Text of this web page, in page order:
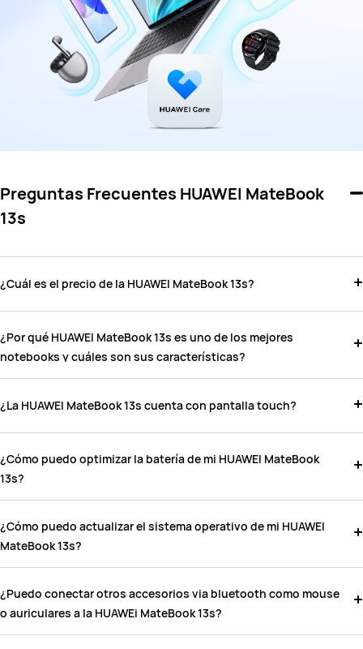
Preguntas Frecuentes HUAWEI MateBook
13s
¿Cuál es el precio de la HUAWEI MateBook 13s?
¿Por qué HUAWEI MateBook 13s es uno de los mejores
notebooks y cuáles son sus características?
¿La HUAWEI MateBook 13s cuenta con pantalla touch?
¿Cómo puedo optimizar la batería de mi HUAWEI MateBook
13s?
¿Cómo puedo actualizar el sistema operativo de mi HUAWEI
MateBook 13s?
¿Puedo conectar otros accesorios via bluetooth como mouse
o auriculares a la HUAWEi MateBook 13s?